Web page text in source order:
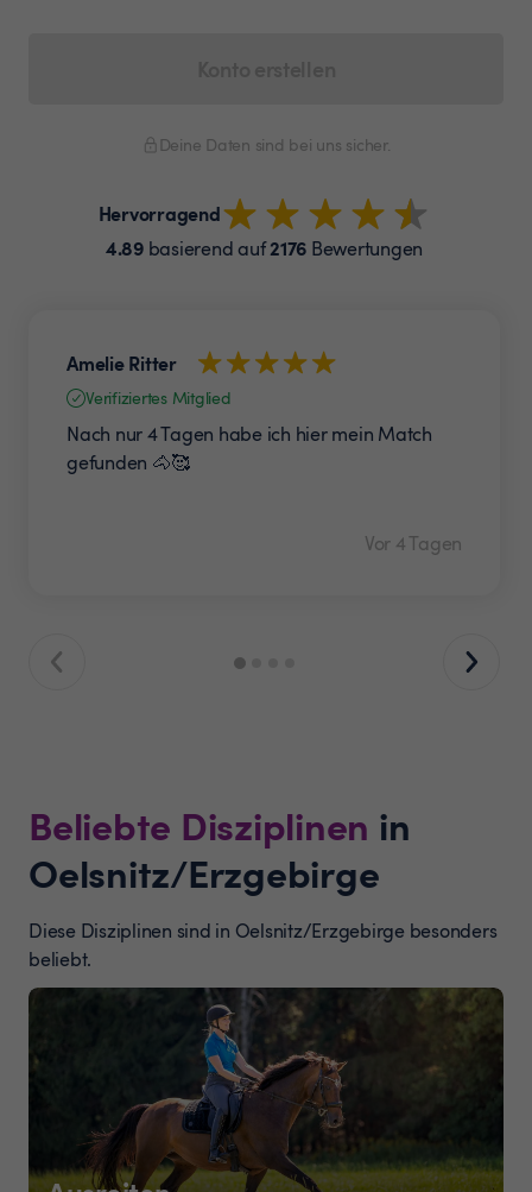
Deine Daten sind bei uns sicher.
Hervorragend
4.89basierend auf2176 Bewertungen
Amelie Ritter
Verifiziertes Mitglied
Nach nur 4 Tagen habe ich hier mein Match
gefunden 🐴🥰
Vor 4 Tagen
Beliebte Disziplinen in
Oelsnitz/Erzgebirge
Diese Disziplinen sind in Oelsnitz/Erzgebirge besonders
beliebt.